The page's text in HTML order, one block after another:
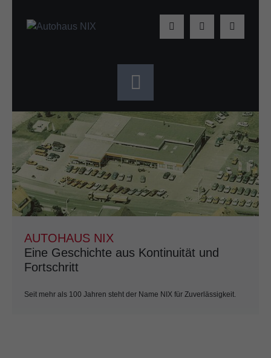
AUTOHAUS NIX
Eine Geschichte aus Kontinuität und
Fortschritt
Seit mehr als 100 Jahren steht der Name NIX für Zuverlässigkeit.